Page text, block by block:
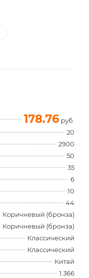
178.76 руб.
20
2900
50
35
6
10
44
Коричневый (бронза)
Коричневый (бронза)
Классический
Классический
Китай
1.366